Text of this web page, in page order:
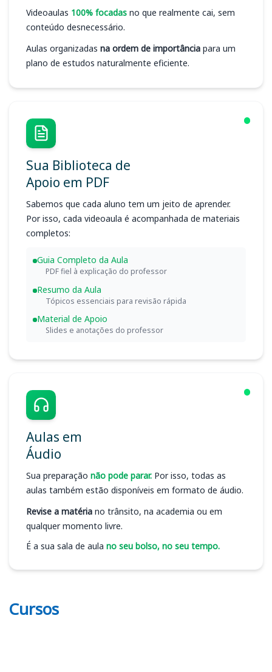
Videoaulas 100% focadas no que realmente cai, sem
conteúdo desnecessário.
Aulas organizadas na ordem de importância para um
plano de estudos naturalmente eficiente.
Sua Biblioteca de
Apoio em PDF
Sabemos que cada aluno tem um jeito de aprender.
Por isso, cada videoaula é acompanhada de materiais
completos:
Guia Completo da Aula
PDF fiel à explicação do professor
Resumo da Aula
Tópicos essenciais para revisão rápida
Material de Apoio
Slides e anotações do professor
Aulas em
Áudio
Sua preparação não pode parar. Por isso, todas as
aulas também estão disponíveis em formato de áudio.
Revise a matéria no trânsito, na academia ou em
qualquer momento livre.
É a sua sala de aula no seu bolso, no seu tempo.
Cursos